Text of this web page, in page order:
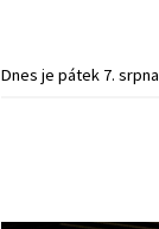
Dnes je pátek 7. srpna